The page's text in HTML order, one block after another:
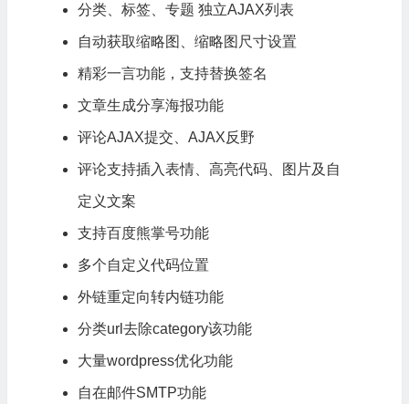
分类、标签、专题 独立AJAX列表
自动获取缩略图、缩略图尺寸设置
精彩一言功能，支持替换签名
文章生成分享海报功能
评论AJAX提交、AJAX反野
评论支持插入表情、高亮代码、图片及自
定义文案
支持百度熊掌号功能
多个自定义代码位置
外链重定向转内链功能
分类url去除category该功能
大量wordpress优化功能
自在邮件SMTP功能